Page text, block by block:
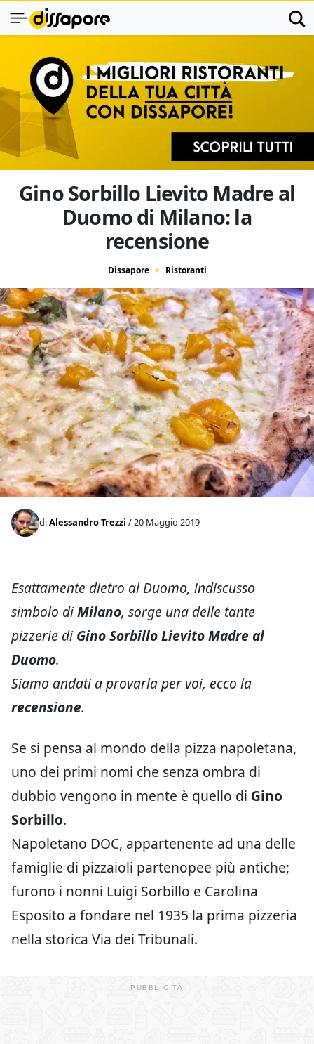
Gino Sorbillo Lievito Madre al
Duomo di Milano: la
recensione
Dissapore Ristoranti
diAlessandro Trezzi / 20 Maggio 2019
Esattamente dietro al Duomo, indiscusso
simbolo diMilano, sorge una delle tante
pizzerie di Gino Sorbillo Lievito Madre al
Duomo.
Siamo andati a provarla per voi, ecco la
recensione.
Se si pensa al mondo della pizza napoletana,
uno dei primi nomi che senza ombra di
dubbio vengono in mente è quello di Gino
Sorbillo.
Napoletano DOC, appartenente ad una delle
famiglie di pizzaioli partenopee più antiche;
furono i nonni Luigi Sorbillo e Carolina
Esposito a fondare nel 1935 la prima pizzeria
nella storica Via dei Tribunali.